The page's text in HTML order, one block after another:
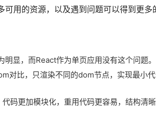
用的资源，以及遇到问题可以得到更多
显，而React作为单页应用没有这个问题。
比，只渲染不同的dom节点，实现最小代
码更加模块化，重用代码更容易，结构清晰